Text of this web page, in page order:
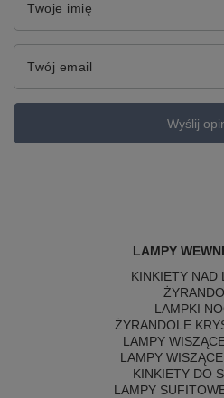
Twoje imię
Twój email
Wyślij
LAMPY
KINKIETY NAD
LAMPKI
ŻYRANDOLE
LAMPY
LAMPY
KINKIETY DO
LAMPY